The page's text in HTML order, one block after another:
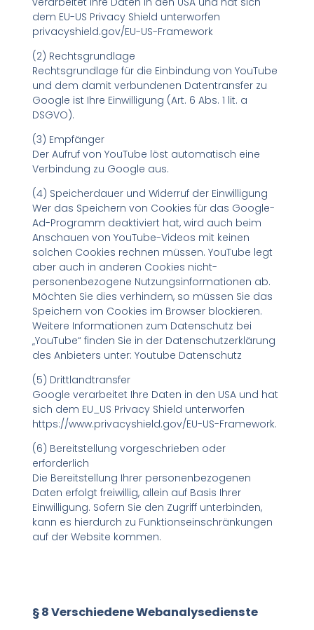
dem EU-US Privacy Shield unterworfen
privacyshield.gov/EU-US-Framework
(2) Rechtsgrundlage
Rechtsgrundlage für die Einbindung von YouTube
und dem damit verbundenen Datentransfer zu
Google ist Ihre Einwilligung (Art. 6 Abs. 1 lit. a
DSGVO).
(3) Empfänger
Der Aufruf von YouTube löst automatisch eine
Verbindung zu Google aus.
(4) Speicherdauer und Widerruf der Einwilligung
Wer das Speichern von Cookies für das Google-
Ad-Programm deaktiviert hat, wird auch beim
Anschauen von YouTube-Videos mit keinen
solchen Cookies rechnen müssen. YouTube legt
aber auch in anderen Cookies nicht-
personenbezogene Nutzungsinformationen ab.
Möchten Sie dies verhindern, so müssen Sie das
Speichern von Cookies im Browser blockieren.
Weitere Informationen zum Datenschutz bei
„YouTube“ finden Sie in der Datenschutzerklärung
des Anbieters unter: Youtube Datenschutz
(5) Drittlandtransfer
Google verarbeitet Ihre Daten in den USA und hat
sich dem EU_US Privacy Shield unterworfen
https://www.privacyshield.gov/EU-US-Framework.
(6) Bereitstellung vorgeschrieben oder
erforderlich
Die Bereitstellung Ihrer personenbezogenen
Daten erfolgt freiwillig, allein auf Basis Ihrer
Einwilligung. Sofern Sie den Zugriff unterbinden,
kann es hierdurch zu Funktionseinschränkungen
auf der Website kommen.
§ 8 Verschiedene Webanalysedienste